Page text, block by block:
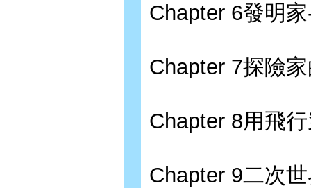
Chapter 6發明
Chapter 7探險
Chapter 8用飛
Chapter 9二次